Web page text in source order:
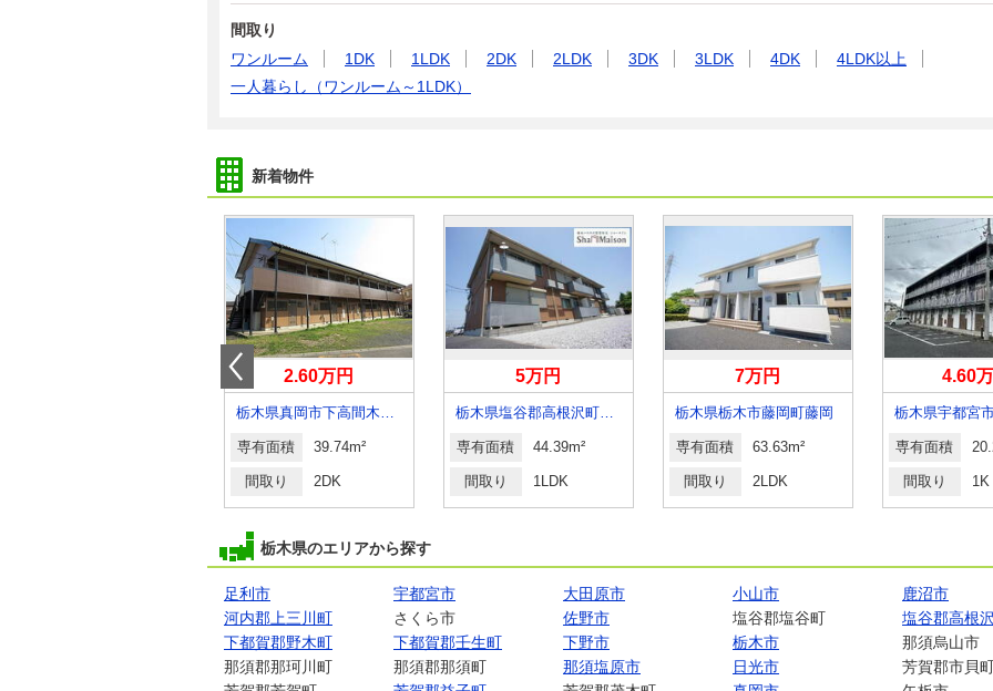
間取り
ワンルーム
1DK 1LDK 2DK 2LDK 3DK 3LDK 4DK
4LDK以上
一人暮らし（ワンルーム～1LDK）
新着物件
2.60万円
栃木県真岡市下高間木１丁目
専有面積 39.74m²
間取り 2DK
5万円
栃木県塩谷郡高根沢町大字宝積寺
専有面積 44.39m²
間取り 1LDK
7万円
栃木県栃木市藤岡町藤岡
専有面積 63.63m²
間取り 2LDK
4.60
栃木県宇都宮
専有面積
間取り 1K
栃木県のエリアから探す
足利市 宇都宮市 大田原市 小山市
鹿沼市
河内郡上三川町
さくら市 佐野市 塩谷郡塩谷町
塩谷郡高根
下都賀郡野木町
下都賀郡壬生町 下野市 栃木市
那須烏山市
那須郡那珂川町
那須郡那須町 那須塩原市 日光市
芳賀郡市貝